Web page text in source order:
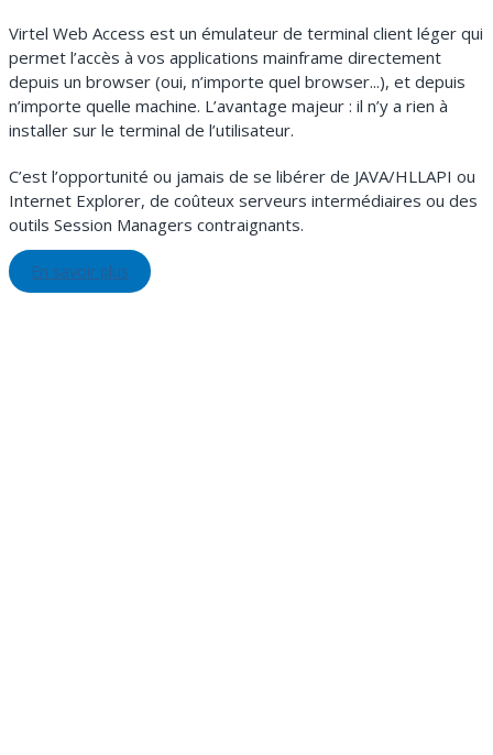
Virtel Web Access est un émulateur de terminal client léger qui
permet l’accès à vos applications mainframe directement
depuis un browser (oui, n’importe quel browser...), et depuis
n’importe quelle machine. L’avantage majeur : il n’y a rien à
installer sur le terminal de l’utilisateur.
C’est l’opportunité ou jamais de se libérer de JAVA/HLLAPI ou
Internet Explorer, de coûteux serveurs intermédiaires ou des
outils Session Managers contraignants.
En savoir plus